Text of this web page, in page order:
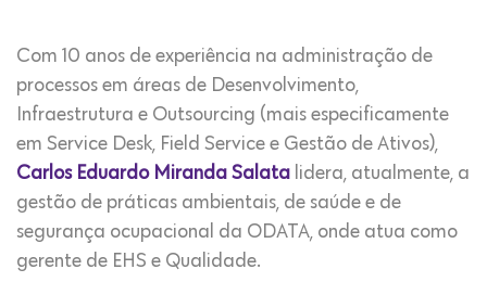
Com 10 anos de experiência na administração de
processos em áreas de Desenvolvimento,
Infraestrutura e Outsourcing (mais especificamente
em Service Desk, Field Service e Gestão de Ativos),
Carlos Eduardo Miranda Salata lidera, atualmente, a
gestão de práticas ambientais, de saúde e de
segurança ocupacional da ODATA, onde atua como
gerente de EHS e Qualidade.